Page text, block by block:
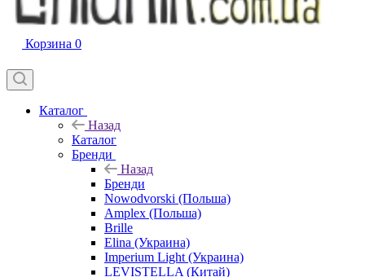
Корзина 0
Каталог
Назад
Каталог
Бренди
Назад
Бренди
Nowodvorski (Польша)
Amplex (Польша)
Brille
Elina (Украина)
Imperium Light (Украина)
LEVISTELLA (Китай)